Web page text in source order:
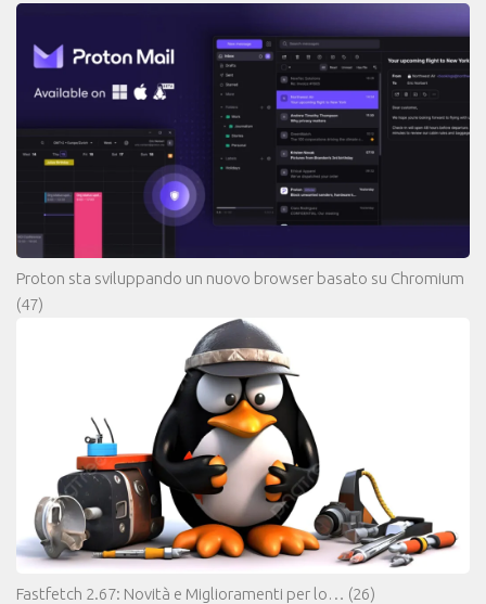
Proton sta sviluppando un nuovo browser basato su Chromium
(47)
Fastfetch 2.67: Novità e Miglioramenti per lo… (26)